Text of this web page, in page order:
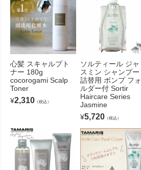
心髪 スキャルプト
ナー 180g
cocorogami Scalp
Toner
¥2,310 （税込）
ソルティール ジャ
スミン シャンプー
詰替用 ポンプ フォ
ルダー付 Sortir
Haircare Series
Jasmine
¥5,720 （税込）